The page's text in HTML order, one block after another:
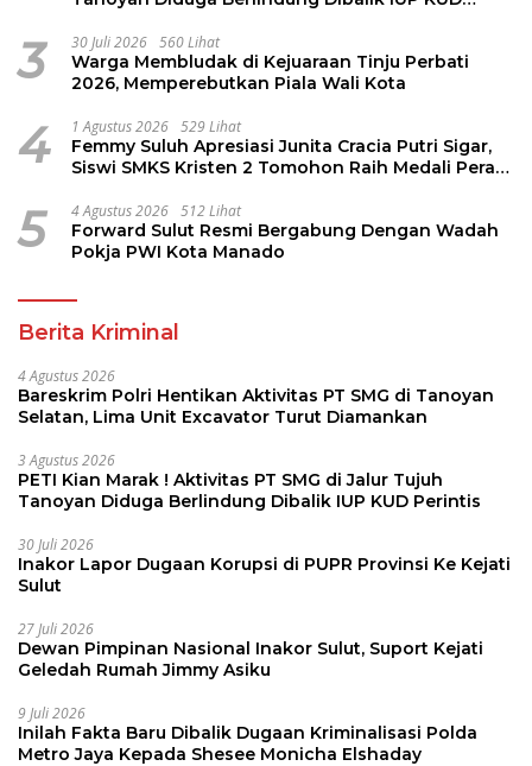
3 30 Juli 2026 560 Lihat
Warga Membludak di Kejuaraan Tinju Perbati
2026, Memperebutkan Piala Wali Kota
4 1 Agustus 2026 529 Lihat
Femmy Suluh Apresiasi Junita Cracia Putri Sigar,
Siswi SMKS Kristen 2 Tomohon Raih Medali Perak
5 4 Agustus 2026 512 Lihat
Forward Sulut Resmi Bergabung Dengan Wadah
Pokja PWI Kota Manado
Berita Kriminal
4 Agustus 2026
Bareskrim Polri Hentikan Aktivitas PT SMG di Tanoyan
Selatan, Lima Unit Excavator Turut Diamankan
3 Agustus 2026
PETI Kian Marak ! Aktivitas PT SMG di Jalur Tujuh
Tanoyan Diduga Berlindung Dibalik IUP KUD Perintis
30 Juli 2026
Inakor Lapor Dugaan Korupsi di PUPR Provinsi Ke Kejati
Sulut
27 Juli 2026
Dewan Pimpinan Nasional Inakor Sulut, Suport Kejati
Geledah Rumah Jimmy Asiku
9 Juli 2026
Inilah Fakta Baru Dibalik Dugaan Kriminalisasi Polda
Metro Jaya Kepada Shesee Monicha Elshaday